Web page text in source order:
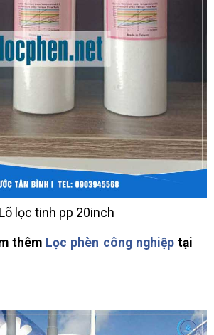
Lõ lọc tinh pp 20inch
thêm Lọc phèn công nghiệptại